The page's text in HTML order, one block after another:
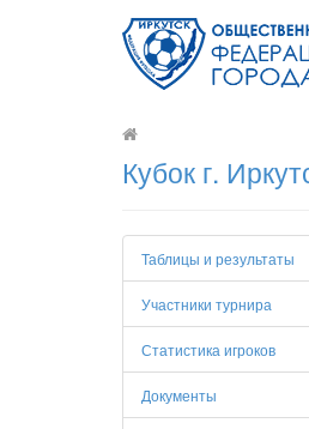
Кубок г.
Таблицы и результаты
Участники турнира
Статистика игроков
Документы